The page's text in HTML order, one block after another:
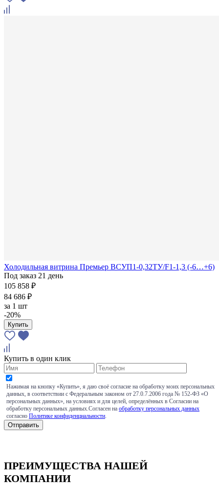
Холодильная витрина Премьер ВСУП1-0,32ТУ/F1-1,3 (-6…+6)
Под заказ 21 день
105 858 ₽
84 686 ₽
за 1 шт
-20%
Купить
Купить в один клик
Нажимая на кнопку «Купить», я даю своё согласие на обработку моих персональных
данных, в соответствии с Федеральным законом от 27.0.7.2006 года № 152-ФЗ «О
персональных данных», на условиях и для целей, определённых в Согласии на
обработку персональных данных.Согласен на обработку персональных данных
согласно Политике конфиденциальности
ПРЕИМУЩЕСТВА НАШЕЙ
КОМПАНИИ